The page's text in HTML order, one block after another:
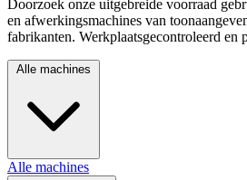
Doorzoek onze uitgebreide voorraad
en afwerkingsmachines van
fabrikanten. Werkplaatsgecontroleerd en
Alle machines
Alle machines